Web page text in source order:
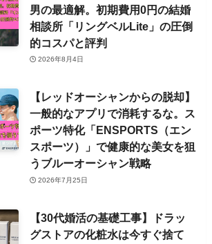
男の最適解。初期費用0円の結婚
相談所「リングベルLite」の圧倒
的コスパと評判
2026年8月4日
【レッドオーシャンからの脱却】
一般的なアプリで消耗するな。ス
ポーツ特化「ENSPORTS（エン
スポーツ）」で健康的な美女を狙
うブルーオーシャン戦略
2026年7月25日
【30代婚活の基礎工事】ドラッ
グストアの化粧水は今すぐ捨て